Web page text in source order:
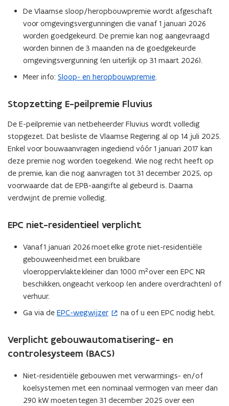
De Vlaamse sloop/heropbouwpremie wordt afgeschaft
voor omgevingsvergunningen die vanaf 1 januari 2026
worden goedgekeurd. De premie kan nog aangevraagd
worden binnen de 3 maanden na de goedgekeurde
omgevingsvergunning (en uiterlijk op 31 maart 2026).
Meer info: Sloop- en heropbouwpremie.
Stopzetting E-peilpremie Fluvius
De E-peilpremie van netbeheerder Fluvius wordt volledig
stopgezet. Dat besliste de Vlaamse Regering al op 14 juli 2025.
Enkel voor bouwaanvragen ingediend vóór 1 januari 2017 kan
deze premie nog worden toegekend. Wie nog recht heeft op
de premie, kan die nog aanvragen tot 31 december 2025, op
voorwaarde dat de EPB-aangifte al gebeurd is. Daarna
verdwijnt de premie volledig.
EPC niet-residentieel verplicht
Vanaf 1 januari 2026 moet elke grote niet-residentiële
gebouweenheid met een bruikbare
vloeroppervlakte kleiner dan 1000 m² over een EPC NR
beschikken, ongeacht verkoop (en andere overdrachten) of
verhuur.
Ga via de EPC-wegwijzer
(
p
e
t
i
n
na of u een EPC nodig hebt.
Verplicht gebouwautomatisering- en
controlesysteem (BACS)
Niet-residentiële gebouwen met verwarmings- en/of
koelsystemen met een nominaal vermogen van meer dan
290 kW moeten tegen 31 december 2025 over een